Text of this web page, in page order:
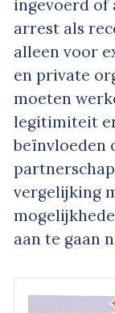
ingevoerd of
arrest als
alleen voor
en private
moeten
legitimiteit
beïnvloeden
vergelijking
aan te gaan